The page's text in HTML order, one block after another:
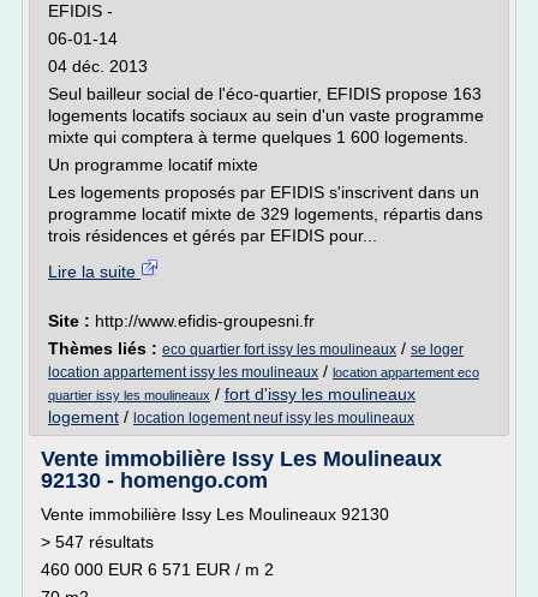
EFIDIS -
06-01-14
04 déc. 2013
Seul bailleur social de l'éco-quartier, EFIDIS propose 163
logements locatifs sociaux au sein d'un vaste programme
mixte qui comptera à terme quelques 1 600 logements.
Un programme locatif mixte
Les logements proposés par EFIDIS s'inscrivent dans un
programme locatif mixte de 329 logements, répartis dans
trois résidences et gérés par EFIDIS pour...
Lire la suite
Site : http://www.efidis-groupesni.fr
Thèmes liés : eco quartier fort issy les moulineaux / se loger
location appartement issy les moulineaux / location appartement eco
quartier issy les moulineaux / fort d'issy les moulineaux
logement / location logement neuf issy les moulineaux
Vente immobilière Issy Les Moulineaux
92130 - homengo.com
Vente immobilière Issy Les Moulineaux 92130
> 547 résultats
460 000 EUR 6 571 EUR / m 2